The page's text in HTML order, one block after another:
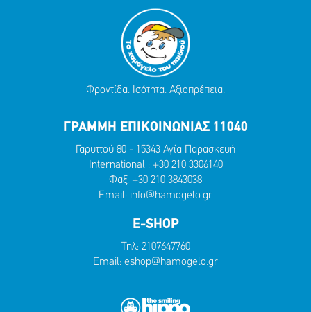
Φροντίδα. Ισότητα. Αξιοπρέπεια.
ΓΡΑΜΜΗ ΕΠΙΚΟΙΝΩΝΙΑΣ 11040
Γαρυττού 80 - 15343 Αγία Παρασκευή
International : +30 210 3306140
Φαξ: +30 210 3843038
Email: info@hamogelo.gr
E-SHOP
Τηλ: 2107647760
Email: eshop@hamogelo.gr